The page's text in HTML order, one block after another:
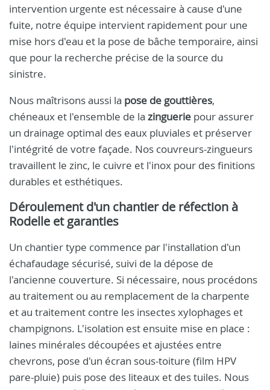
intervention urgente est nécessaire à cause d'une
fuite, notre équipe intervient rapidement pour une
mise hors d'eau et la pose de bâche temporaire, ainsi
que pour la recherche précise de la source du
sinistre.
Nous maîtrisons aussi la pose de gouttières,
chéneaux et l'ensemble de la zinguerie pour assurer
un drainage optimal des eaux pluviales et préserver
l'intégrité de votre façade. Nos couvreurs-zingueurs
travaillent le zinc, le cuivre et l'inox pour des finitions
durables et esthétiques.
Déroulement d'un chantier de réfection à
Rodelle et garanties
Un chantier type commence par l'installation d'un
échafaudage sécurisé, suivi de la dépose de
l'ancienne couverture. Si nécessaire, nous procédons
au traitement ou au remplacement de la charpente
et au traitement contre les insectes xylophages et
champignons. L'isolation est ensuite mise en place :
laines minérales découpées et ajustées entre
chevrons, pose d'un écran sous-toiture (film HPV
pare-pluie) puis pose des liteaux et des tuiles. Nous